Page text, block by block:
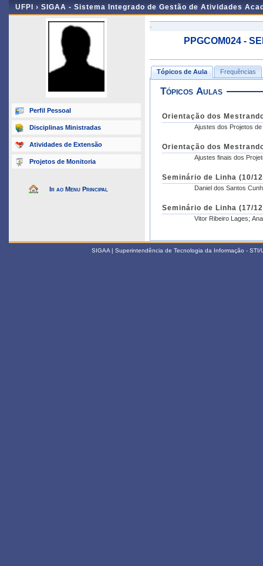
UFPI › SIGAA - Sistema Integrado de Gestão de Atividades
Perfil Pessoal
Disciplinas Ministradas
Atividades de Extensão
Projetos de Monitoria
Ir ao Menu Principal
-
PPGCOM024 -
Tópicos de Aula Frequências
Tópicos Aulas
Orientação dos
Ajustes dos Projetos
Orientação dos
Ajustes finais dos
Seminário de Linha (10/
Daniel dos Santos
Seminário de Linha (17/
Vitor Ribeiro Lages;
SIGAA | Superintendência de Tecnologia da Informação -